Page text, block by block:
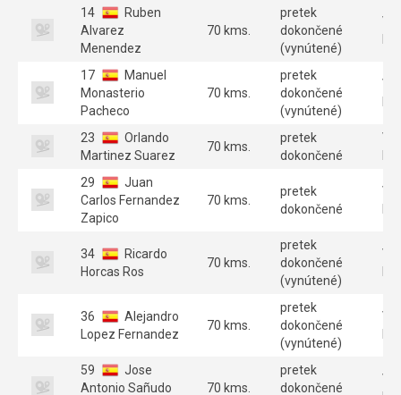
14
Ruben
Alvarez
Menendez
70 kms.
pretek
dokončené
(vynútené)
17
Manuel
Monasterio
Pacheco
70 kms.
pretek
dokončené
(vynútené)
23
Orlando
Martinez Suarez
70 kms.
pretek
dokončené
29
Juan
Carlos Fernandez
Zapico
70 kms.
pretek
dokončené
34
Ricardo
Horcas Ros
70 kms.
pretek
dokončené
(vynútené)
36
Alejandro
Lopez Fernandez
70 kms.
pretek
dokončené
(vynútené)
59
Jose
Antonio Sañudo
70 kms.
pretek
dokončené